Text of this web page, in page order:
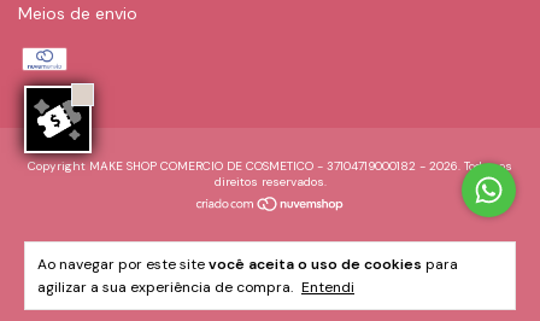
Ao navegar por este sitevocê aceita o uso de cookies para
agilizar a sua experiência de compra. Entendi
Meios de envio
Copyright MAKE SHOP COMERCIO DE COSMETICO - 37104719000182 - 2026. Todos os
direitos reservados.